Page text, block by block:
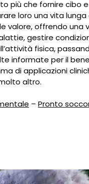
più che fornire cibo
loro una vita
valore, offrendo una
gestire
fisica,
informate per il
di applicazioni
altro.
– Pronto